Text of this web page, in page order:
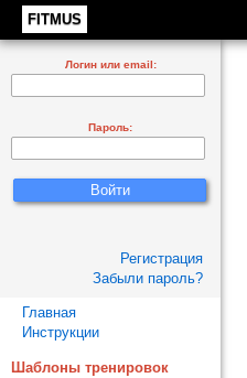
FITMUS
Логин или email:
Пароль:
Регистрация
Забыли пароль?
Главная
Инструкции
Шаблоны тренировок